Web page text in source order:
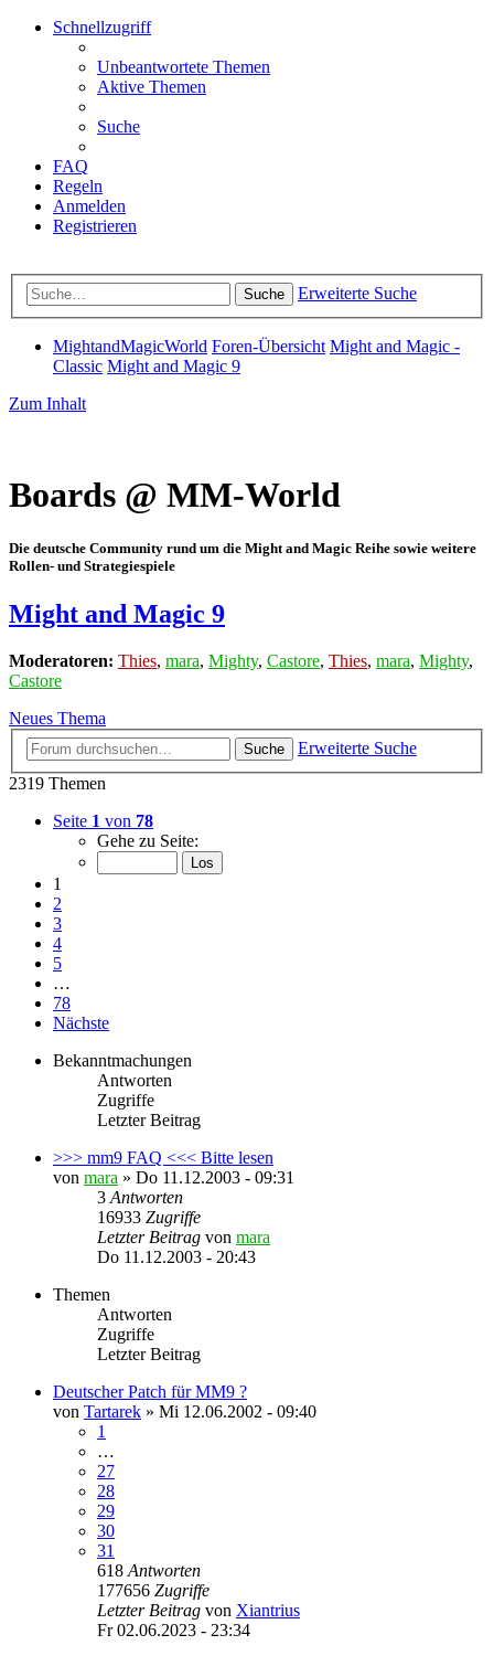
Schnellzugriff
Unbeantwortete Themen
Aktive Themen
Suche
FAQ
Regeln
Anmelden
Registrieren
Suche Erweiterte Suche
MightandMagicWorld Foren-Übersicht Might and Magic -
Classic Might and Magic 9
Zum Inhalt
Boards @ MM-World
Die deutsche Community rund um die Might and Magic Reihe sowie weitere
Rollen- und Strategiespiele
Might and Magic 9
Moderatoren: Thies, mara, Mighty, Castore, Thies, mara, Mighty,
Castore
Neues Thema
Suche
Erweiterte Suche
2319 Themen
Seite 1 von 78
Gehe zu Seite:
1
2
3
4
5
…
78
Nächste
Bekanntmachungen
Antworten
Zugriffe
Letzter Beitrag
>>> mm9 FAQ <<< Bitte lesen
von mara » Do 11.12.2003 - 09:31
3 Antworten
16933 Zugriffe
Letzter Beitrag von mara
Do 11.12.2003 - 20:43
Themen
Antworten
Zugriffe
Letzter Beitrag
Deutscher Patch für MM9 ?
von Tartarek » Mi 12.06.2002 - 09:40
1
…
27
28
29
30
31
618 Antworten
177656 Zugriffe
Letzter Beitrag von Xiantrius
Fr 02.06.2023 - 23:34